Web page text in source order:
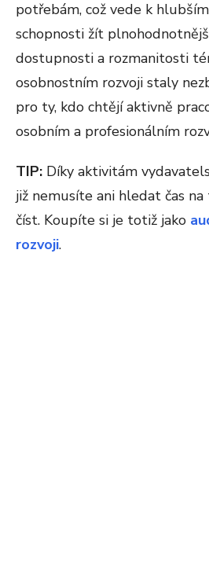
potřebám, což vede k
schopnosti žít
dostupnosti a rozmanitosti
osobnostním rozvoji staly
pro ty, kdo chtějí aktivně
osobním a profesionálním
TIP: Díky aktivitám
již nemusíte ani hledat čas
číst. Koupíte si je totiž jako
rozvoji.